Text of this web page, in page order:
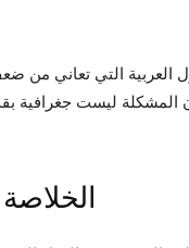
التي تعاني من
المشكلة ليست جغرافية